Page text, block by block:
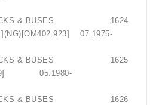
TRUCKS & BUSES 1624
07.1975-
TRUCKS & BUSES 1625
05.1980-
TRUCKS & BUSES 1626